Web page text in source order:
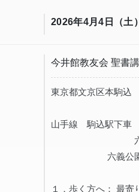
2026年4月4日（土）
今井館教友会 聖書
東京都文京区本駒込
山手線 駒込駅下車
六義園をめ
六義公園運動
１．歩く方へ： 最